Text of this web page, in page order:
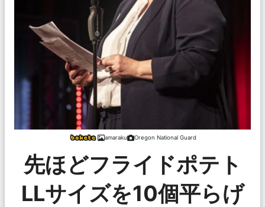
amaraku Oregon National Guard
先ほどフライドポテト
LLサイズを10個平らげ